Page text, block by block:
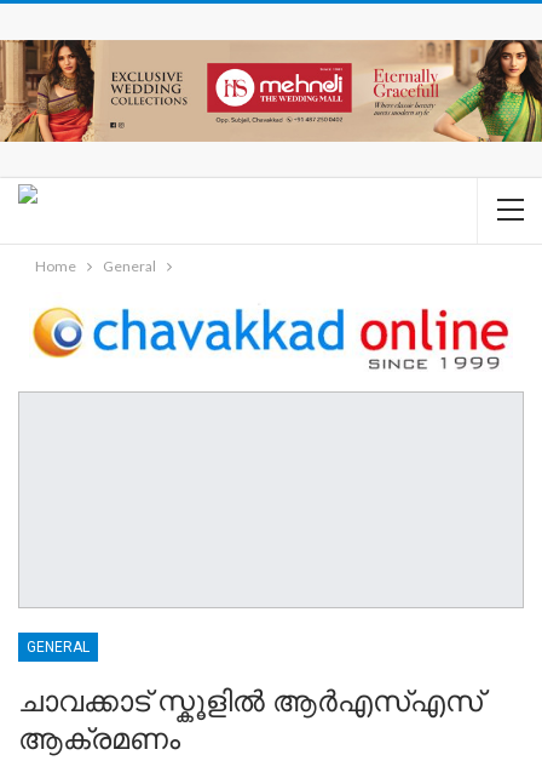
Home General
GENERAL
ചാവക്കാട് സ്കൂളില്‍ ആര്‍എസ്എസ്
ആക്രമണം